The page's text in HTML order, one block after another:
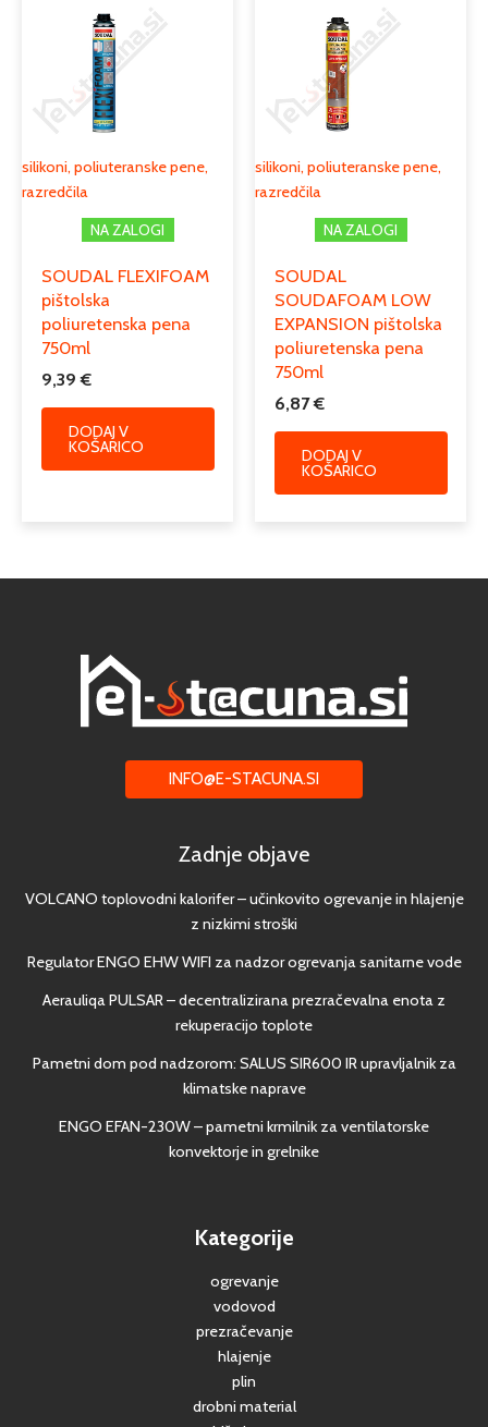
silikoni, poliuteranske pene,
razredčila
NA ZALOGI
SOUDAL FLEXIFOAM
pištolska
poliuretenska pena
750ml
9,39€
DODAJ V
KOŠARICO
silikoni, poliuteranske pene,
razredčila
NA ZALOGI
SOUDAL
SOUDAFOAM LOW
EXPANSION pištolska
poliuretenska pena
750ml
6,87€
DODAJ V
KOŠARICO
INFO@E-STACUNA.SI
Zadnje objave
VOLCANO toplovodni kalorifer – učinkovito ogrevanje in hlajenje
z nizkimi stroški
Regulator ENGO EHW WIFI za nadzor ogrevanja sanitarne vode
Aerauliqa PULSAR – decentralizirana prezračevalna enota z
rekuperacijo toplote
Pametni dom pod nadzorom: SALUS SIR600 IR upravljalnik za
klimatske naprave
ENGO EFAN-230W – pametni krmilnik za ventilatorske
konvektorje in grelnike
Kategorije
ogrevanje
vodovod
prezračevanje
hlajenje
plin
drobni material